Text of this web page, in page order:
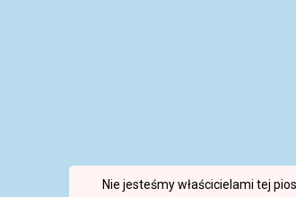
Nie jesteśmy właścicielami tej